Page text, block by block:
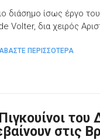
διάσημο ίσως έργο
Volter, δια χειρός
ΠΕΡΙΣΣΟΤΕΡΑ
στις